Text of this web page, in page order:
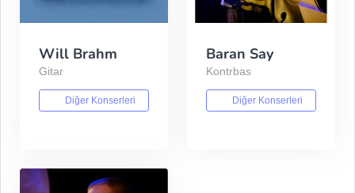
Will Brahm
Gitar
Diğer Konserleri
Baran Say
Kontrbas
Diğer Konserleri